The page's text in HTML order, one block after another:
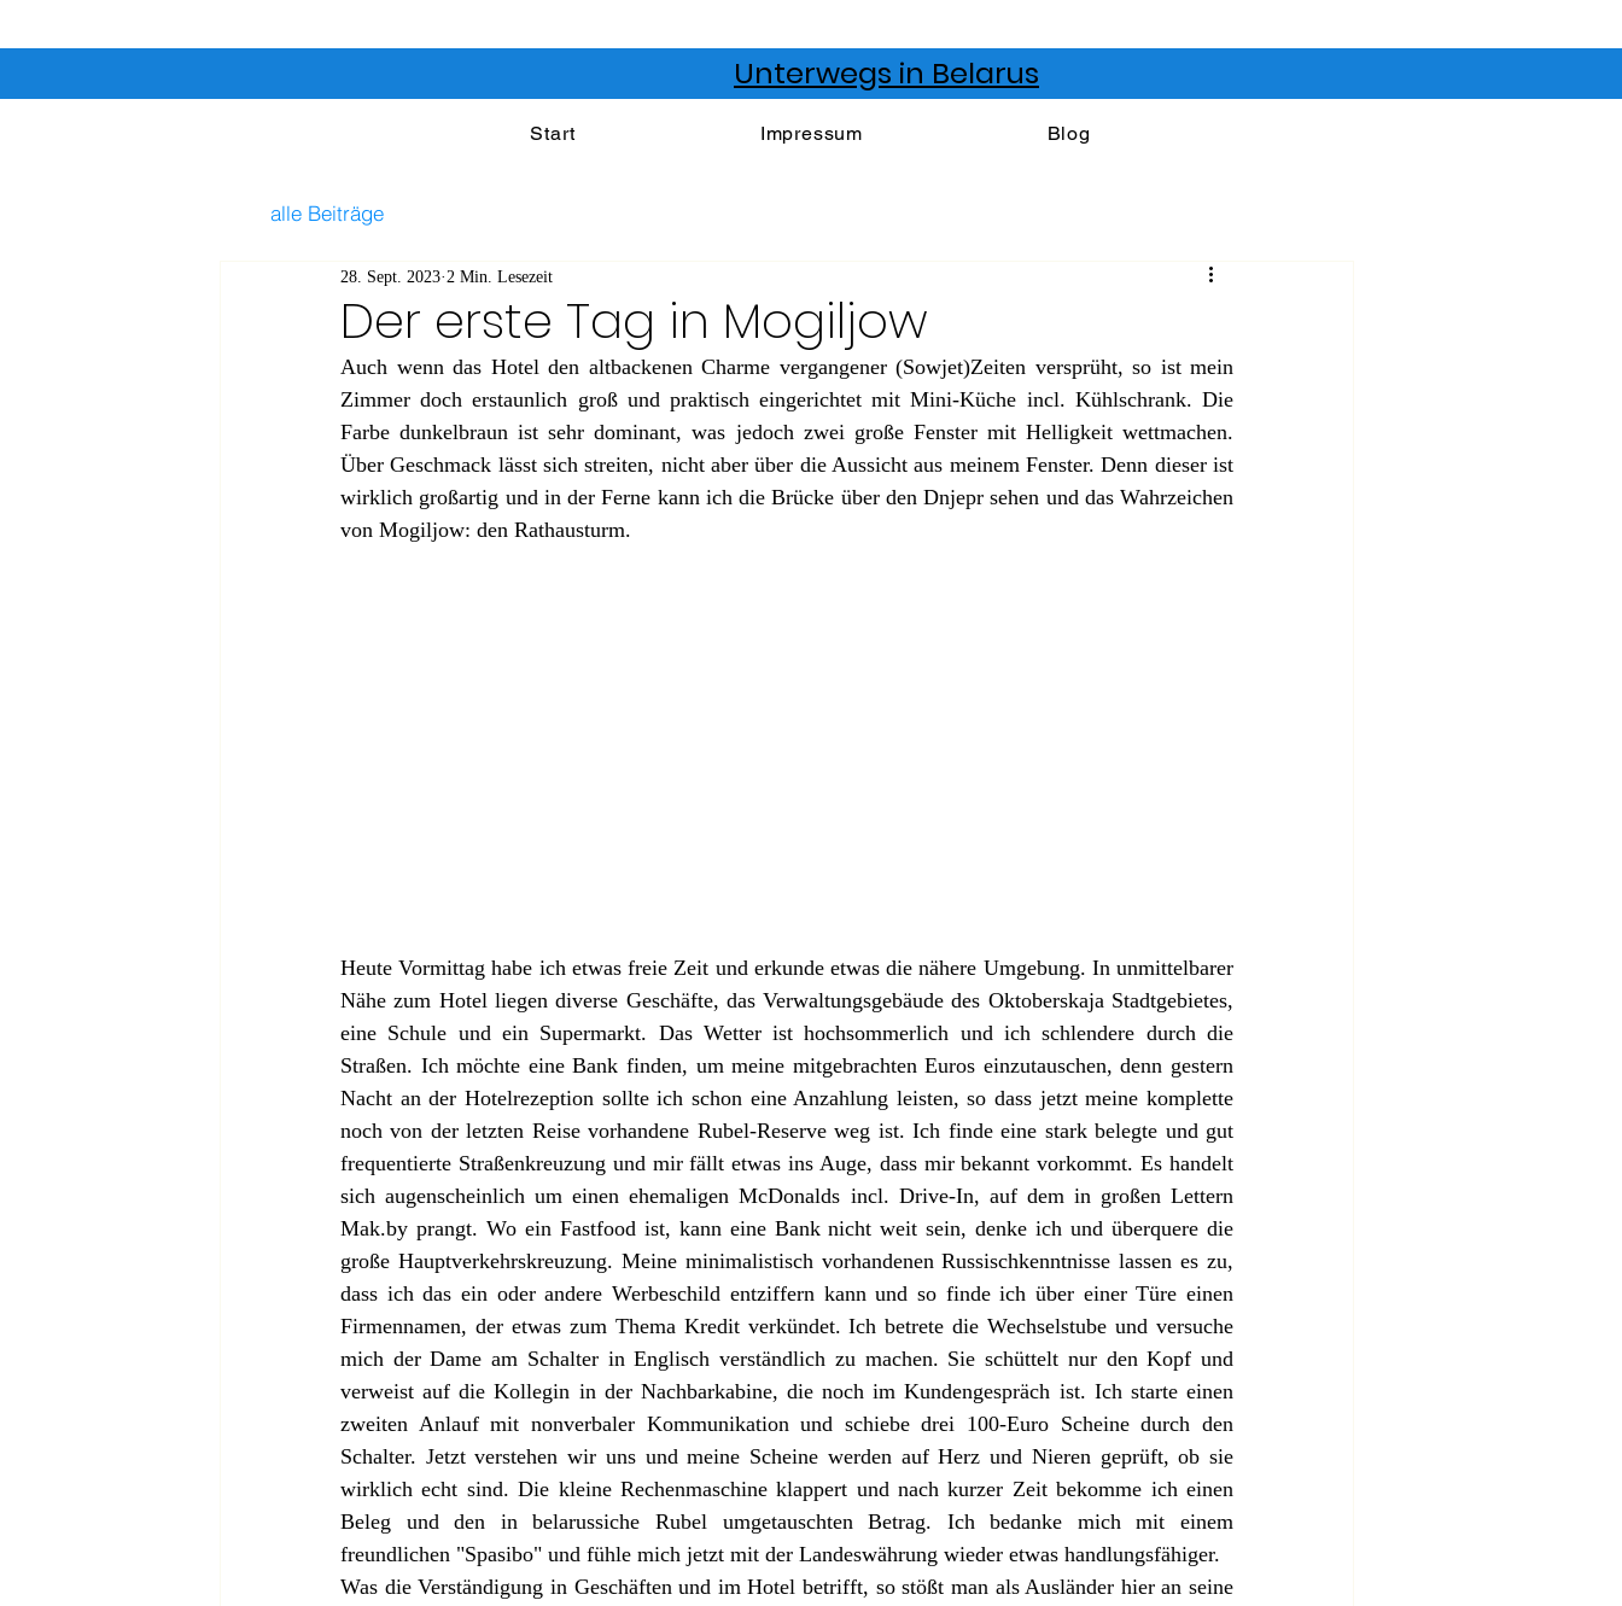
Unterwegs in Belarus
alle Beiträge
Der erste Tag in Mogiljow
28. Sept. 2023 2 Min. Lesezeit
Auch wenn das Hotel den altbackenen Charme vergangener (Sowjet)Zeiten versprüht, so ist mein
Zimmer doch erstaunlich groß und praktisch eingerichtet mit Mini-Küche incl. Kühlschrank. Die
Farbe dunkelbraun ist sehr dominant, was jedoch zwei große Fenster mit Helligkeit wettmachen.
Über Geschmack lässt sich streiten, nicht aber über die Aussicht aus meinem Fenster. Denn dieser ist
wirklich großartig und in der Ferne kann ich die Brücke über den Dnjepr sehen und das Wahrzeichen
von Mogiljow: den Rathausturm.
Heute Vormittag habe ich etwas freie Zeit und erkunde etwas die nähere Umgebung. In unmittelbarer
Nähe zum Hotel liegen diverse Geschäfte, das Verwaltungsgebäude des Oktoberskaja Stadtgebietes,
eine Schule und ein Supermarkt. Das Wetter ist hochsommerlich und ich schlendere durch die
Straßen. Ich möchte eine Bank finden, um meine mitgebrachten Euros einzutauschen, denn gestern
Nacht an der Hotelrezeption sollte ich schon eine Anzahlung leisten, so dass jetzt meine komplette
noch von der letzten Reise vorhandene Rubel-Reserve weg ist. Ich finde eine stark belegte und gut
frequentierte Straßenkreuzung und mir fällt etwas ins Auge, dass mir bekannt vorkommt. Es handelt
sich augenscheinlich um einen ehemaligen McDonalds incl. Drive-In, auf dem in großen Lettern
Mak.by prangt. Wo ein Fastfood ist, kann eine Bank nicht weit sein, denke ich und überquere die
große Hauptverkehrskreuzung. Meine minimalistisch vorhandenen Russischkenntnisse lassen es zu,
dass ich das ein oder andere Werbeschild entziffern kann und so finde ich über einer Türe einen
Firmennamen, der etwas zum Thema Kredit verkündet. Ich betrete die Wechselstube und versuche
mich der Dame am Schalter in Englisch verständlich zu machen. Sie schüttelt nur den Kopf und
verweist auf die Kollegin in der Nachbarkabine, die noch im Kundengespräch ist. Ich starte einen
zweiten Anlauf mit nonverbaler Kommunikation und schiebe drei 100-Euro Scheine durch den
Schalter. Jetzt verstehen wir uns und meine Scheine werden auf Herz und Nieren geprüft, ob sie
wirklich echt sind. Die kleine Rechenmaschine klappert und nach kurzer Zeit bekomme ich einen
Beleg und den in belarussiche Rubel umgetauschten Betrag. Ich bedanke mich mit einem
freundlichen "Spasibo" und fühle mich jetzt mit der Landeswährung wieder etwas handlungsfähiger.
Was die Verständigung in Geschäften und im Hotel betrifft, so stößt man als Ausländer hier an seine
Start Impressum Blog